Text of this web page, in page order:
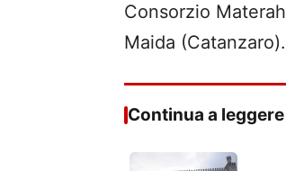
Consorzio
Maida (Catanzaro).
Continua a leggere